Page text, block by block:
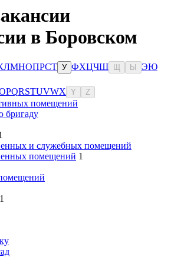
в Боровском
ЛМНОПРСТ У ФХЦЧШ Ы ЭЮ
PQRSTUVWX Y Z
помещений
бригаду
и служебных помещений
помещений 1
1